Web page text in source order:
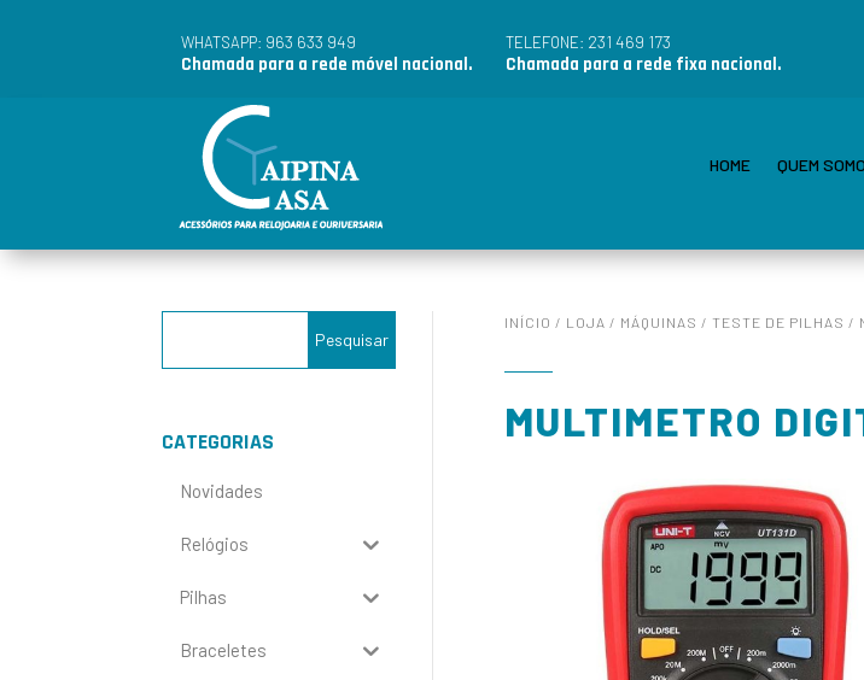
WHATSAPP: 963 633 949
Chamada para a rede móvel nacional.
TELEFONE: 231 469 173
Chamada para a rede fixa nacional.
HOME QUEM
CATEGORIAS
Novidades
Relógios
Pilhas
Braceletes
INÍCIO / LOJA / MÁQUINAS / TESTE DE PILHAS /
MULTIMETRO